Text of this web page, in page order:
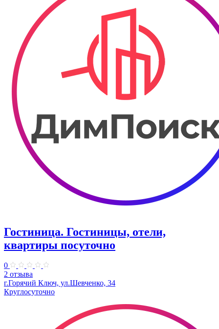
Гостиница. Гостиницы, отели,
квартиры посуточно
0
2 отзыва
г.Горячий Ключ, ул.Шевченко, 34
Круглосуточно